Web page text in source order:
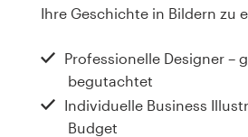
Ihre Geschichte in Bildern zu
Professionelle Designer –
begutachtet
Individuelle Business
Budget
1-zu-1-Projekte
Designprofis finden